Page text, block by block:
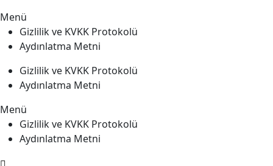
Menü
Gizlilik ve KVKK Protokolü
Aydınlatma Metni
Gizlilik ve KVKK Protokolü
Aydınlatma Metni
Menü
Gizlilik ve KVKK Protokolü
Aydınlatma Metni